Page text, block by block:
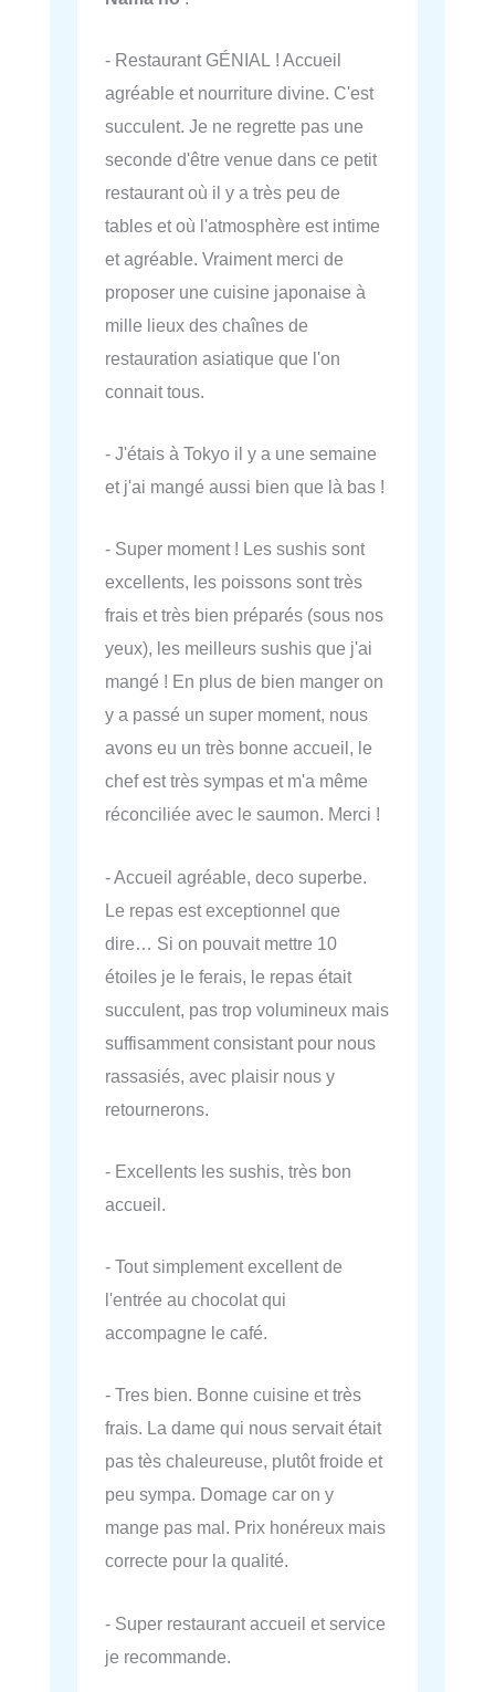
- Restaurant GÉNIAL ! Accueil
agréable et nourriture divine. C'est
succulent. Je ne regrette pas une
seconde d'être venue dans ce petit
restaurant où il y a très peu de
tables et où l'atmosphère est intime
et agréable. Vraiment merci de
proposer une cuisine japonaise à
mille lieux des chaînes de
restauration asiatique que l'on
connait tous.
- J'étais à Tokyo il y a une semaine
et j'ai mangé aussi bien que là bas !
- Super moment ! Les sushis sont
excellents, les poissons sont très
frais et très bien préparés (sous nos
yeux), les meilleurs sushis que j'ai
mangé ! En plus de bien manger on
y a passé un super moment, nous
avons eu un très bonne accueil, le
chef est très sympas et m'a même
réconciliée avec le saumon. Merci !
- Accueil agréable, deco superbe.
Le repas est exceptionnel que
dire… Si on pouvait mettre 10
étoiles je le ferais, le repas était
succulent, pas trop volumineux mais
suffisamment consistant pour nous
rassasiés, avec plaisir nous y
retournerons.
- Excellents les sushis, très bon
accueil.
- Tout simplement excellent de
l'entrée au chocolat qui
accompagne le café.
- Tres bien. Bonne cuisine et très
frais. La dame qui nous servait était
pas tès chaleureuse, plutôt froide et
peu sympa. Domage car on y
mange pas mal. Prix honéreux mais
correcte pour la qualité.
- Super restaurant accueil et service
je recommande.